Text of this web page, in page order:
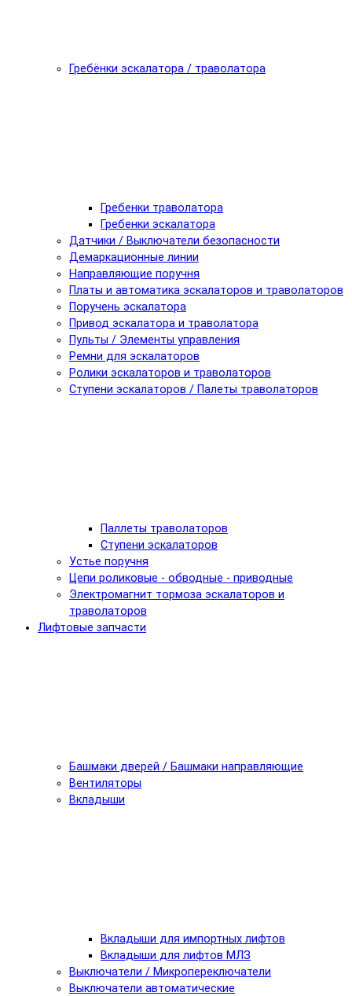
Гребёнки эскалатора / траволатора
Гребенки траволатора
Гребенки эскалатора
Датчики / Выключатели безопасности
Демаркационные линии
Направляющие поручня
Платы и автоматика эскалаторов и траволаторов
Поручень эскалатора
Привод эскалатора и траволатора
Пульты / Элементы управления
Ремни для эскалаторов
Ролики эскалаторов и траволаторов
Ступени эскалаторов / Палеты траволаторов
Паллеты траволаторов
Ступени эскалаторов
Устье поручня
Цепи роликовые - обводные - приводные
Электромагнит тормоза эскалаторов и
траволаторов
Лифтовые запчасти
Башмаки дверей / Башмаки направляющие
Вентиляторы
Вкладыши
Вкладыши для импортных лифтов
Вкладыши для лифтов МЛЗ
Выключатели / Микропереключатели
Выключатели автоматические